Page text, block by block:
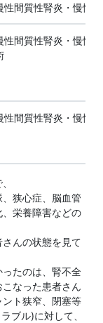
性間質性腎炎・慢性
性間質性腎炎・慢性
性間質性腎炎・慢性
狭心症、脳血管
栄養障害などの
んの状態を見て
たのは、腎不全
なった患者さん
ト狭窄、閉塞等
ブル)に対して、